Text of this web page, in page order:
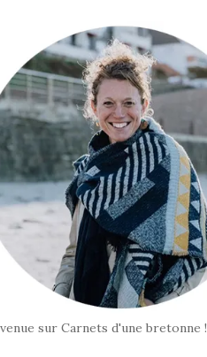
sur Carnets d'une bretonne !